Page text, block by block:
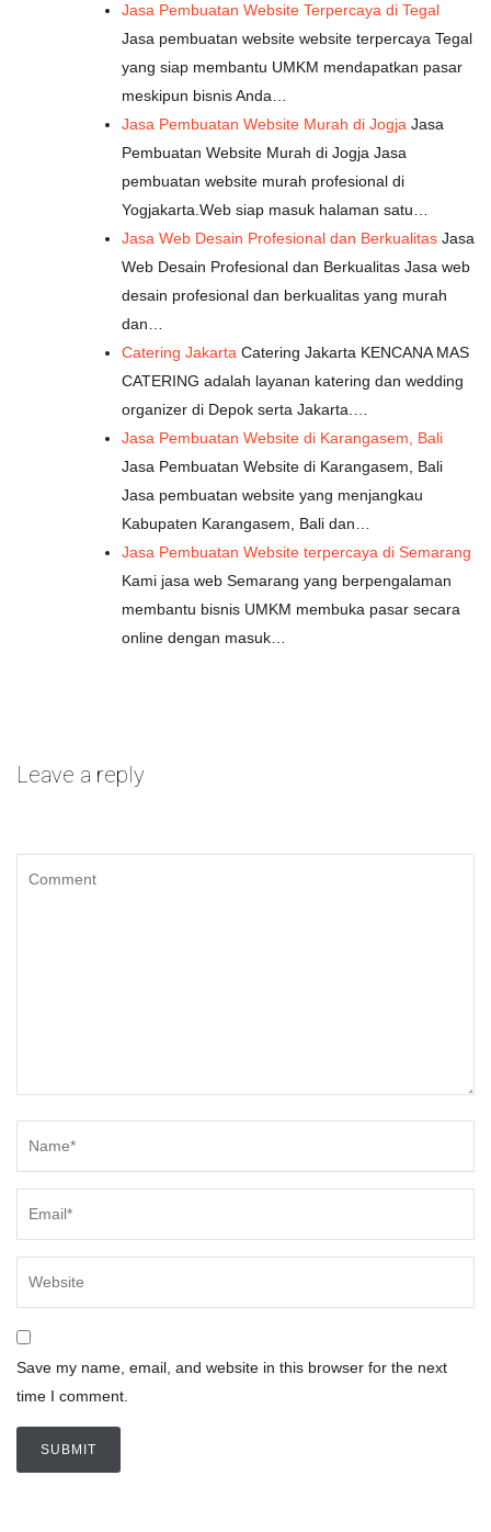
Jasa Pembuatan Website Terpercaya di Tegal
Jasa pembuatan website website terpercaya Tegal
yang siap membantu UMKM mendapatkan pasar
meskipun bisnis Anda…
Jasa Pembuatan Website Murah di Jogja Jasa
Pembuatan Website Murah di Jogja Jasa
pembuatan website murah profesional di
Yogjakarta.Web siap masuk halaman satu…
Jasa Web Desain Profesional dan Berkualitas Jasa
Web Desain Profesional dan Berkualitas Jasa web
desain profesional dan berkualitas yang murah
dan…
Catering Jakarta Catering Jakarta KENCANA MAS
CATERING adalah layanan katering dan wedding
organizer di Depok serta Jakarta.…
Jasa Pembuatan Website di Karangasem, Bali
Jasa Pembuatan Website di Karangasem, Bali
Jasa pembuatan website yang menjangkau
Kabupaten Karangasem, Bali dan…
Jasa Pembuatan Website terpercaya di Semarang
Kami jasa web Semarang yang berpengalaman
membantu bisnis UMKM membuka pasar secara
online dengan masuk…
Leave a reply
Save my name, email, and website in this browser for the next
time I comment.